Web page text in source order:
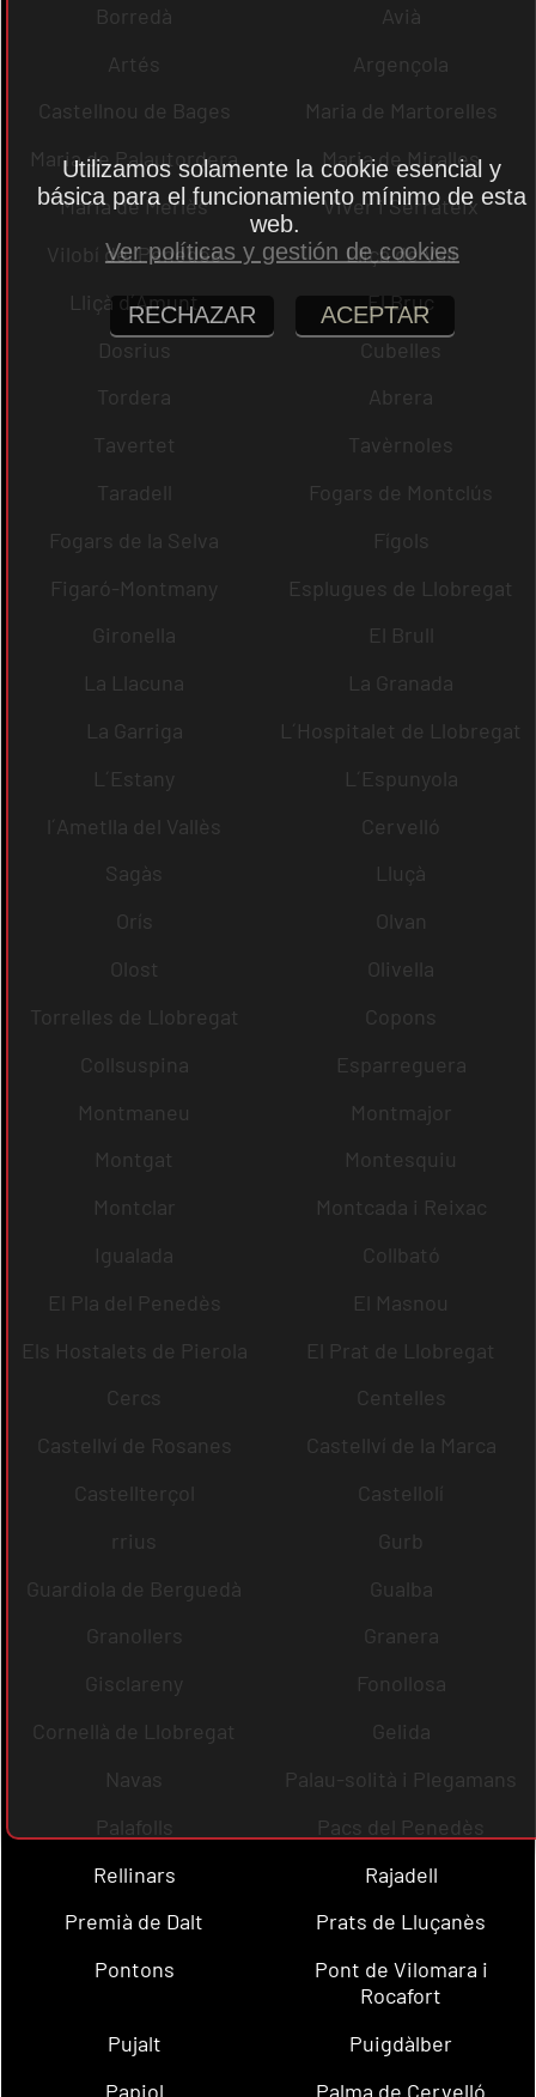
Borredà
Avià
Artés
Argençola
Castellnou de Bages
Maria de Martorelles
Maria de Palautordera
Maria de Miralles
Maria de Merlès
Viver i Serrateix
Vilobí del Penedès
Lliçà de Vall
Lliçà d´Amunt
El Bruc
Dosrius
Cubelles
Tordera
Abrera
Tavertet
Tavèrnoles
Taradell
Fogars de Montclús
Fogars de la Selva
Fígols
Figaró-Montmany
Esplugues de Llobregat
Gironella
El Brull
La Llacuna
La Granada
La Garriga
L´Hospitalet de Llobregat
L´Estany
L´Espunyola
l´Ametlla del Vallès
Cervelló
Sagàs
Lluçà
Orís
Olvan
Olost
Olivella
Torrelles de Llobregat
Copons
Collsuspina
Esparreguera
Montmaneu
Montmajor
Montgat
Montesquiu
Montclar
Montcada i Reixac
Igualada
Collbató
El Pla del Penedès
El Masnou
Els Hostalets de Pierola
El Prat de Llobregat
Cercs
Centelles
Castellví de Rosanes
Castellví de la Marca
Castellterçol
Castellolí
rrius
Gurb
Guardiola de Berguedà
Gualba
Granollers
Granera
Gisclareny
Fonollosa
Cornellà de Llobregat
Gelida
Navas
Palau-solità i Plegamans
Palafolls
Pacs del Penedès
Rellinars
Rajadell
Premià de Dalt
Prats de Lluçanès
Pontons
Pont de Vilomara i
Rocafort
Pujalt
Puigdàlber
Papiol
Palma de Cervelló
Utilizamos solamente la cookie esencial y
básica para el funcionamiento mínimo de esta
web.
Ver políticas y gestión de cookies
RECHAZAR ACEPTAR